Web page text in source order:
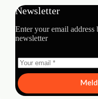
Newsletter
Enter your email
newsletter